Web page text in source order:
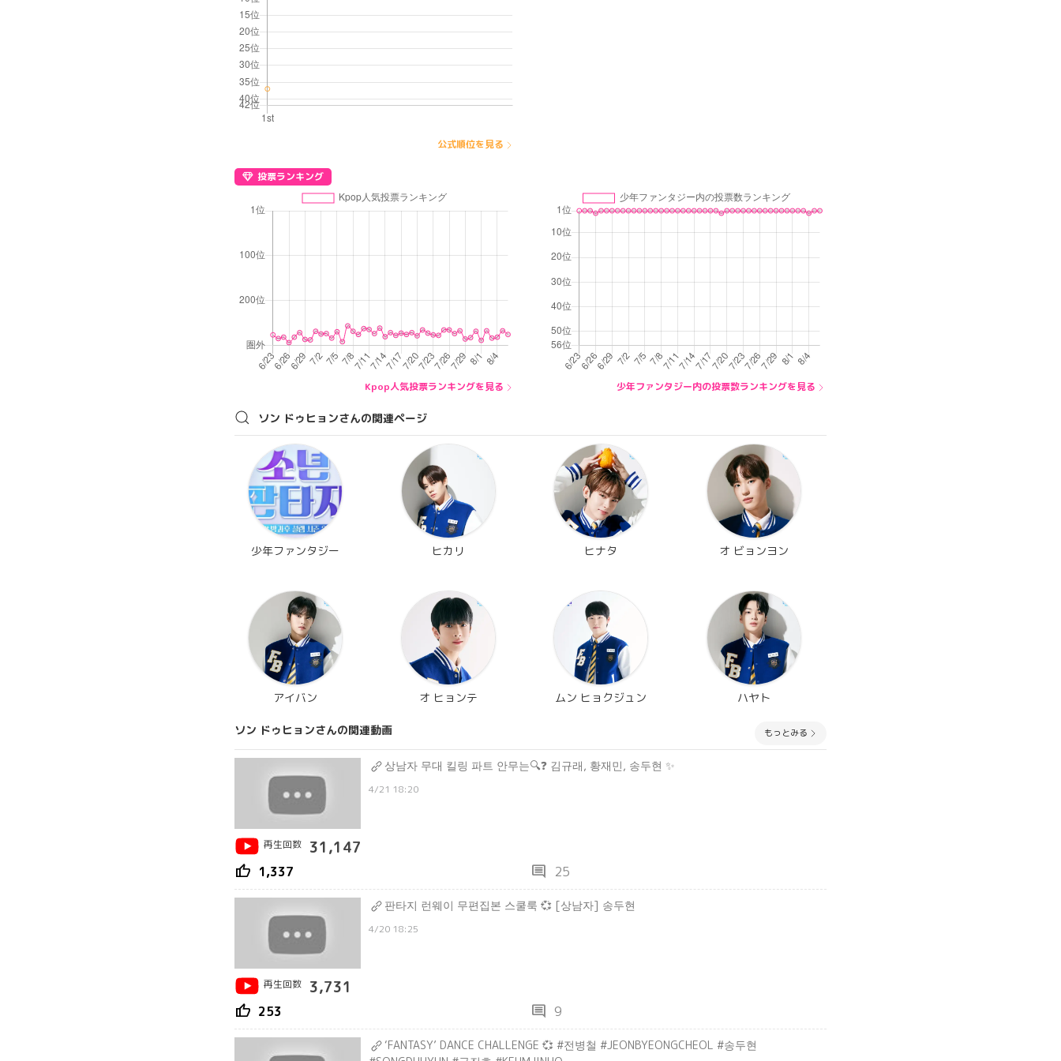
公式順位を見る
投票ランキング
Kpop人気投票ランキングを見る 少年ファンタジー内の投票数ランキングを見る
ソン ドゥヒョンさんの関連ページ
少年ファンタジー ヒカリ ヒナタ オ ビョンヨン
アイバン オ ヒョンテ ムン ヒョクジュン ハヤト
ソン ドゥヒョンさんの関連動画 もっとみる
상남자 무대 킬링 파트 안무는🔍❓ 김규래, 황재민, 송두현 ✨
4/21 18:20
再生回数 31,147
thumb_up 1,337 comment 25
판타지 런웨이 무편집본 스쿨룩 💞 [상남자] 송두현
4/20 18:25
再生回数 3,731
thumb_up 253 comment 9
‘FANTASY’ DANCE CHALLENGE 💞 #전병철 #JEONBYEONGCHEOL #송두현